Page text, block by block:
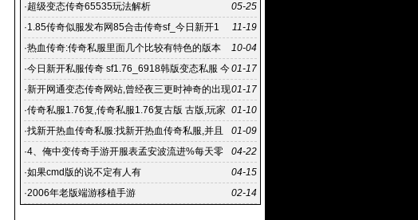
05-25
·超级变态传奇65535玩法解析
11-19
·1.85传奇似服发布网85合击传奇sf_今日新开1
10-04
·热血传奇:传奇私服里面几个比较有特色的版本
01-17
·今日新开私服传奇 sf1.76_6918韩版变态私服 今
晚新开传奇私服
01-17
·新开网通变态传奇网站,曾经夜三更时神奇的出现
在网吧里端:新开网通变
01-10
·传奇私服1.76复,传奇私服1.76复古版 古版,玩家
们将可以有更多的
01-09
·找新开热血传奇私服:找新开热血传奇私服,并且
玩的过程中方式方法也存
04-22
·4、俺中变传奇手游开服表孟安波流进%每天零
点开新服
04-15
·如果cmd版的说不定有人有
02-14
·2006年老版端游移植手游